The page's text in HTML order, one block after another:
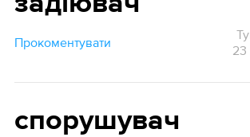
Прокоментувати
23
спорушувач